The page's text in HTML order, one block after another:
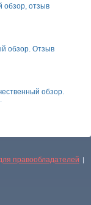
обзор, отзыв
обзор. Отзыв
обзор.
правообладателей |